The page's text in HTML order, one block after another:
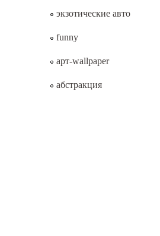
экзотические авто
funny
арт-wallpaper
абстракция